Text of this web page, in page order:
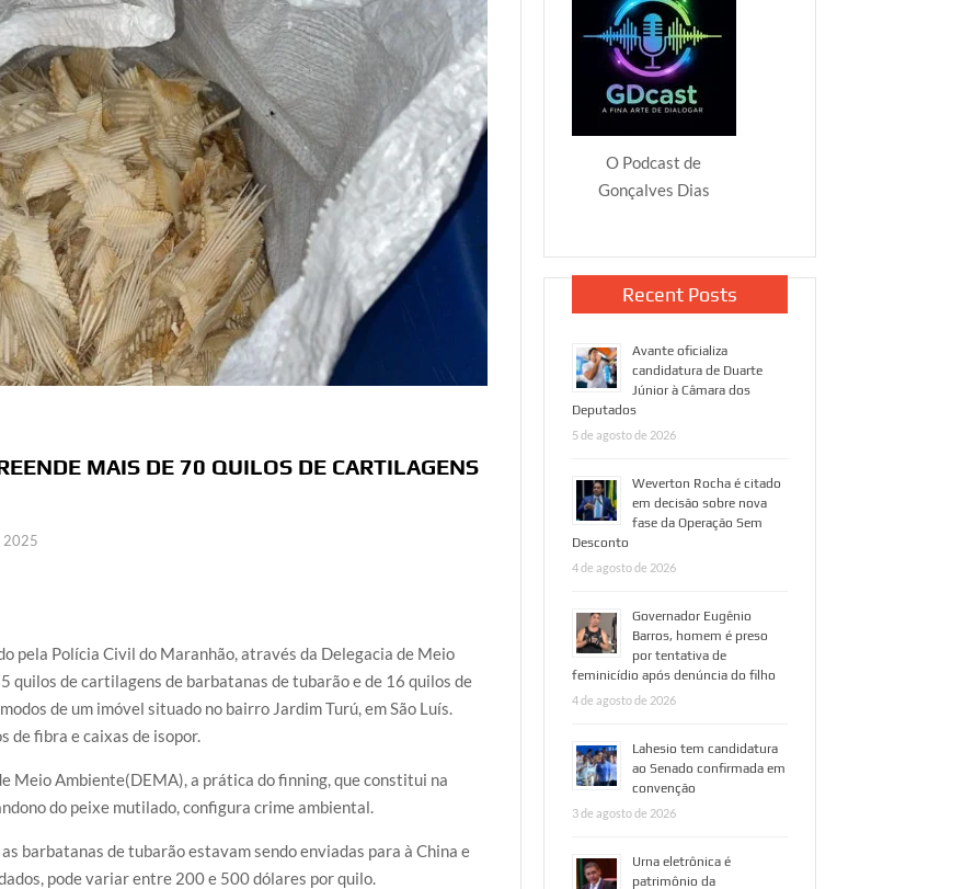
MAIS DE 70 QUILOS DE CARTILAGENS
2025
pela Polícia Civil do Maranhão, através da Delegacia de Meio
quilos de cartilagens de barbatanas de tubarão e de 16 quilos de
de um imóvel situado no bairro Jardim Turú, em São Luís.
de fibra e caixas de isopor.
Meio Ambiente(DEMA), a prática do finning, que constitui na
do peixe mutilado, configura crime ambiental.
barbatanas de tubarão estavam sendo enviadas para à China e
pode variar entre 200 e 500 dólares por quilo.
O Podcast de
Gonçalves Dias
Recent Posts
Avante oficializa
candidatura de Duarte
Júnior à Câmara dos
Deputados
5 de agosto de 2026
Weverton Rocha é citado
em decisão sobre nova
fase da Operação Sem
Desconto
4 de agosto de 2026
Governador Eugênio
Barros, homem é preso
por tentativa de
feminicídio após denúncia do filho
4 de agosto de 2026
Lahesio tem candidatura
ao Senado confirmada em
convenção
3 de agosto de 2026
Urna eletrônica é
patrimônio da